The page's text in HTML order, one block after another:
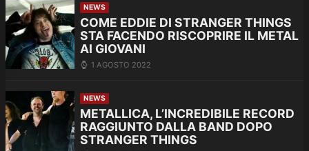
NEWS
COME EDDIE DI STRANGER THINGS
STA FACENDO RISCOPRIRE IL METAL
AI GIOVANI
1 AGOSTO 2022
NEWS
METALLICA, L’INCREDIBILE RECORD
RAGGIUNTO DALLA BAND DOPO
STRANGER THINGS